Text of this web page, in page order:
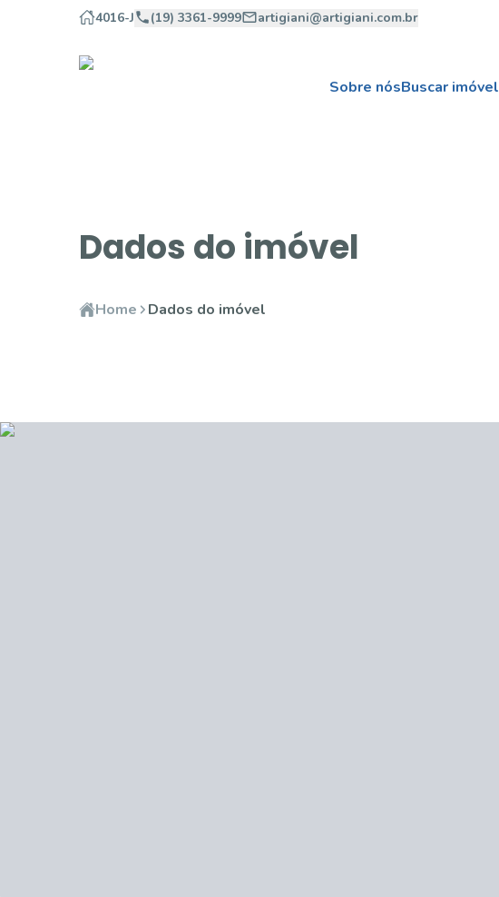
4016-J (19) 3361-9999 artigiani@artigiani.com.br
Sobre nósBuscar imóvel
Dados do imóvel
Home Dados do imóvel